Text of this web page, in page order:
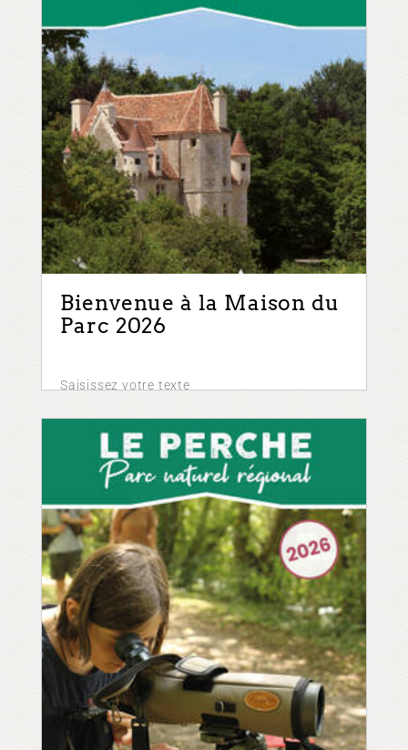
Bienvenue à la Maison du
Parc 2026
Saisissez votre texte